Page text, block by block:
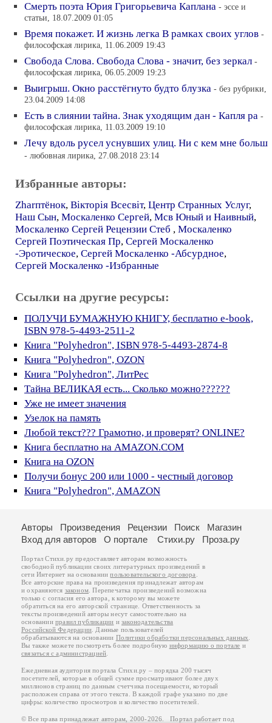
Смерть поэта Юрия Григорьевича Каплана - эссе и
статьи, 18.07.2009 01:05
Время покажет. И жизнь легка В рамках своих углов -
философская лирика, 11.06.2009 19:43
Свобода Слова. Свобода Слова - значит, без зеркал -
философская лирика, 06.05.2009 19:23
Выигрыш. Окно расстёгнуто будто блузка - без рубрики,
23.04.2009 14:08
Есть в слиянии тайна. Знак уходящим дан - Капля ра -
философская лирика, 11.03.2009 19:10
Лечу вдоль русел уснувших улиц. Ни с кем мне больш
- любовная лирика, 27.08.2018 23:14
Избранные авторы:
Zharптёнок, Вiкторiя Всесвiт, Центр Странных Услуг,
Наш Сын, Москаленко Сергей, Мсв Юный и Наивный,
Москаленко Сергей Рецензии Стеб , Москаленко
Сергей Поэтическая Пр, Сергей Москаленко
-Эротическое, Сергей Москаленко -Абсурдное,
Сергей Москаленко -Избранные
Ссылки на другие ресурсы:
ПОЛУЧИ БУМАЖНУЮ КНИГУ, бесплатно e-book,
ISBN 978-5-4493-2511-2
Книга "Polyhedron", ISBN 978-5-4493-2874-8
Книга "Polyhedron", OZON
Книга "Polyhedron", ЛитРес
Тайна ВЕЛИКАЯ есть... Сколько можно??????
Уже не имеет значения
Узелок на память
Любой текст??? Грамотно, и проверят? ONLINE?
Книга бесплатно на AMAZON.COM
Книга на OZON
Получи бонус 200 или 1000 - честный договор
Книга "Polyhedron", AMAZON
Авторы Произведения Рецензии Поиск
Магазин
Вход для авторов
О портале Стихи.ру Проза.ру
Портал Стихи.ру предоставляет авторам возможность
свободной публикации своих литературных произведений в
сети Интернет на основаниипользовательского договора
Все авторские права на произведения принадлежат авторам
и охраняются законом . Перепечатка произведений возможна
только с согласия его автора, к которому вы можете
обратиться на его авторской странице. Ответственность за
тексты произведений авторы несут самостоятельно на
основанииправил публикации изаконодательства
Российской Федерации . Данные пользователей
обрабатываются на основании Политики обработки персональных данных
Вы также можете посмотреть более подробную информацию о портале и
связаться с администрацией
Ежедневная аудитория портала Стихи.ру – порядка 200 тысяч
посетителей, которые в общей сумме просматривают более двух
миллионов страниц по данным счетчика посещаемости, который
расположен справа от этого текста. В каждой графе указано по две
цифры: количество просмотров и количество посетителей.
© Все права принадлежат авторам, 2000-2026. Портал работает под